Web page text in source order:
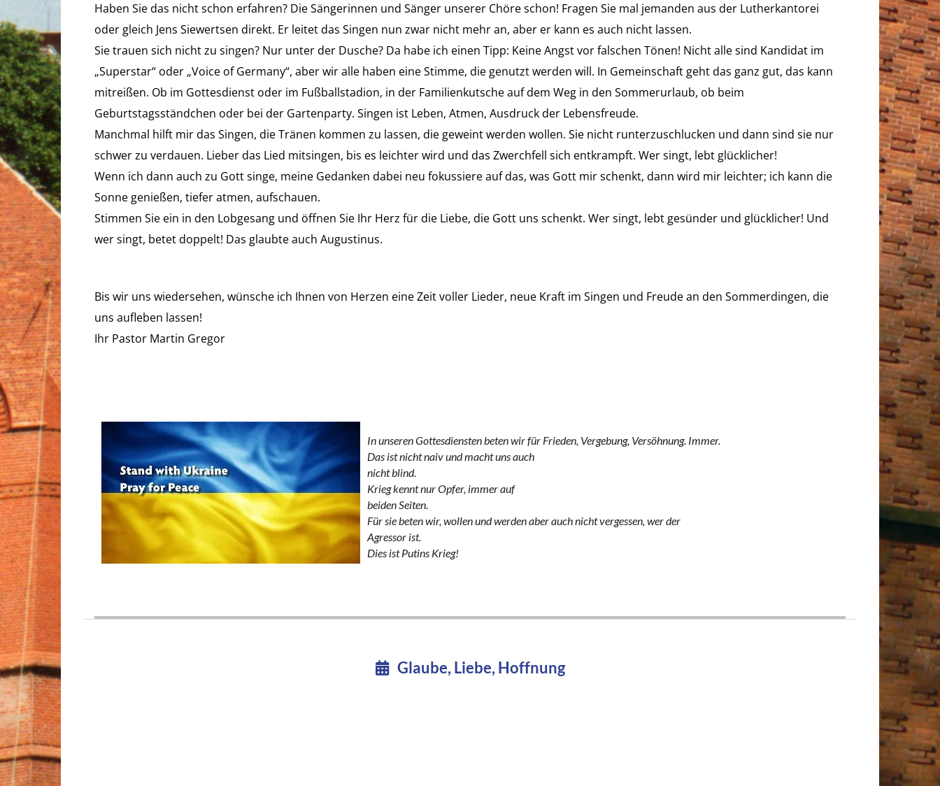
Haben Sie das nicht schon erfahren? Die Sängerinnen und Sänger unserer Chöre schon! Fragen Sie mal jemanden aus der Lutherkantorei
oder gleich Jens Siewertsen direkt. Er leitet das Singen nun zwar nicht mehr an, aber er kann es auch nicht lassen.
Sie trauen sich nicht zu singen? Nur unter der Dusche? Da habe ich einen Tipp: Keine Angst vor falschen Tönen! Nicht alle sind Kandidat im
„Superstar“ oder „Voice of Germany“, aber wir alle haben eine Stimme, die genutzt werden will. In Gemeinschaft geht das ganz gut, das kann
mitreißen. Ob im Gottesdienst oder im Fußballstadion, in der Familienkutsche auf dem Weg in den Sommerurlaub, ob beim
Geburtstagsständchen oder bei der Gartenparty. Singen ist Leben, Atmen, Ausdruck der Lebensfreude.
Manchmal hilft mir das Singen, die Tränen kommen zu lassen, die geweint werden wollen. Sie nicht runterzuschlucken und dann sind sie nur
schwer zu verdauen. Lieber das Lied mitsingen, bis es leichter wird und das Zwerchfell sich entkrampft. Wer singt, lebt glücklicher!
Wenn ich dann auch zu Gott singe, meine Gedanken dabei neu fokussiere auf das, was Gott mir schenkt, dann wird mir leichter; ich kann die
Sonne genießen, tiefer atmen, aufschauen.
Stimmen Sie ein in den Lobgesang und öffnen Sie Ihr Herz für die Liebe, die Gott uns schenkt. Wer singt, lebt gesünder und glücklicher! Und
wer singt, betet doppelt! Das glaubte auch Augustinus.
Bis wir uns wiedersehen, wünsche ich Ihnen von Herzen eine Zeit voller Lieder, neue Kraft im Singen und Freude an den Sommerdingen, die
uns aufleben lassen!
Ihr Pastor Martin Gregor
In unseren Gottesdiensten beten wir für Frieden, Vergebung, Versöhnung. Immer.
Das ist nicht naiv und macht uns auch
nicht blind.
Krieg kennt nur Opfer, immer auf
beiden Seiten.
Für sie beten wir, wollen und werden aber auch nicht vergessen, wer der
Agressor ist.
Dies ist Putins Krieg!
Glaube, Liebe, Hoffnung